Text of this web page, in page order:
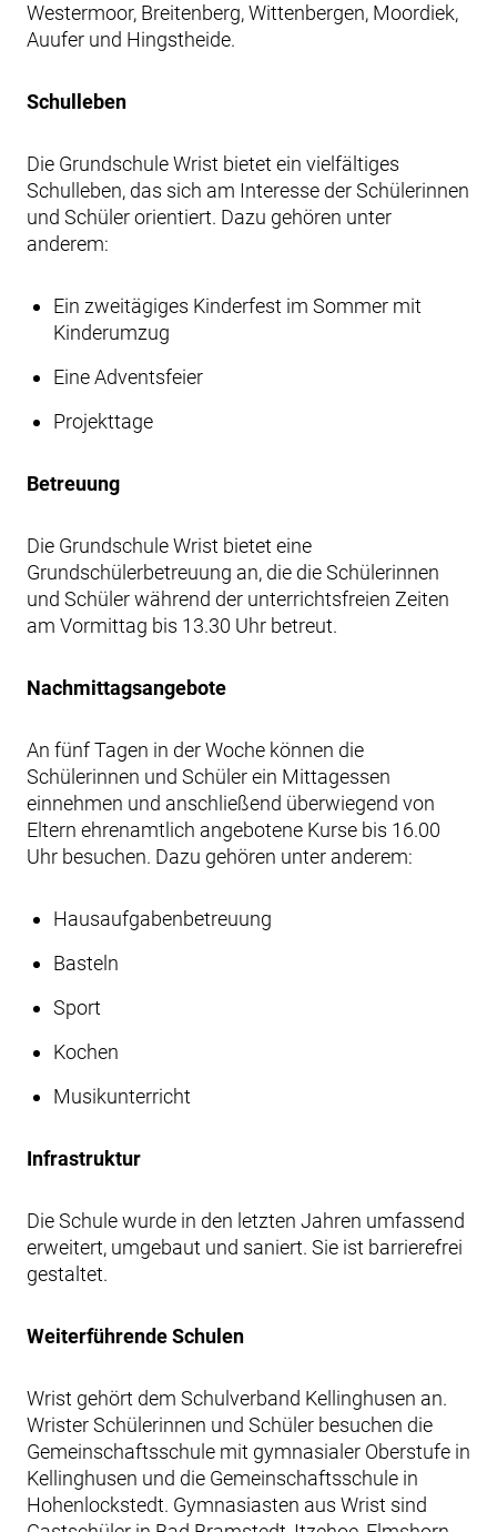
Westermoor, Breitenberg, Wittenbergen, Moordiek,
Auufer und Hingstheide.
Schulleben
Die Grundschule Wrist bietet ein vielfältiges
Schulleben, das sich am Interesse der Schülerinnen
und Schüler orientiert. Dazu gehören unter
anderem:
Ein zweitägiges Kinderfest im Sommer mit
Kinderumzug
Eine Adventsfeier
Projekttage
Betreuung
Die Grundschule Wrist bietet eine
Grundschülerbetreuung an, die die Schülerinnen
und Schüler während der unterrichtsfreien Zeiten
am Vormittag bis 13.30 Uhr betreut.
Nachmittagsangebote
An fünf Tagen in der Woche können die
Schülerinnen und Schüler ein Mittagessen
einnehmen und anschließend überwiegend von
Eltern ehrenamtlich angebotene Kurse bis 16.00
Uhr besuchen. Dazu gehören unter anderem:
Hausaufgabenbetreuung
Basteln
Sport
Kochen
Musikunterricht
Infrastruktur
Die Schule wurde in den letzten Jahren umfassend
erweitert, umgebaut und saniert. Sie ist barrierefrei
gestaltet.
Weiterführende Schulen
Wrist gehört dem Schulverband Kellinghusen an.
Wrister Schülerinnen und Schüler besuchen die
Gemeinschaftsschule mit gymnasialer Oberstufe in
Kellinghusen und die Gemeinschaftsschule in
Hohenlockstedt. Gymnasiasten aus Wrist sind